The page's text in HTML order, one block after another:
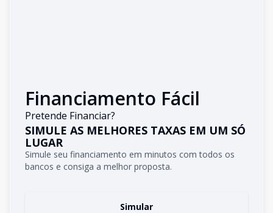
Financiamento Fácil
Pretende Financiar?
SIMULE AS MELHORES TAXAS EM UM SÓ
LUGAR
Simule seu financiamento em minutos com todos os
bancos e consiga a melhor proposta.
Simular